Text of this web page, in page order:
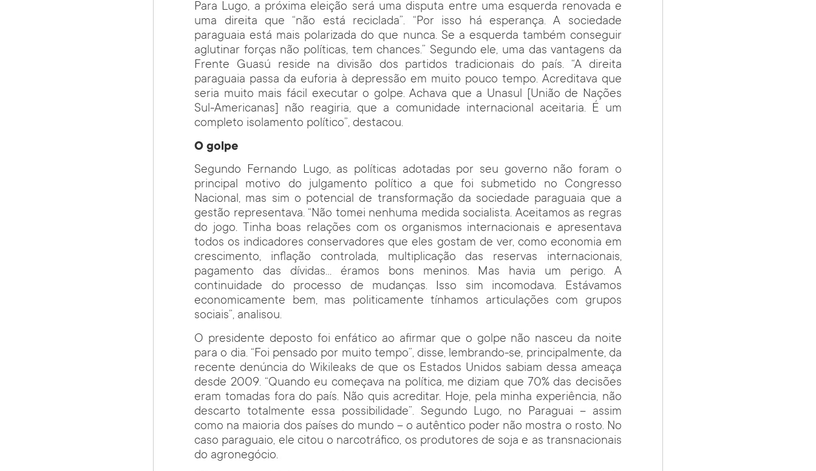
Para Lugo, a próxima eleição será uma disputa entre uma esquerda renovada e
uma direita que “não está reciclada”. “Por isso há esperança. A sociedade
paraguaia está mais polarizada do que nunca. Se a esquerda também conseguir
aglutinar forças não políticas, tem chances.” Segundo ele, uma das vantagens da
Frente Guasú reside na divisão dos partidos tradicionais do país. “A direita
paraguaia passa da euforia à depressão em muito pouco tempo. Acreditava que
seria muito mais fácil executar o golpe. Achava que a Unasul [União de Nações
Sul-Americanas] não reagiria, que a comunidade internacional aceitaria. É um
completo isolamento político”, destacou.
O golpe
Segundo Fernando Lugo, as políticas adotadas por seu governo não foram o
principal motivo do julgamento político a que foi submetido no Congresso
Nacional, mas sim o potencial de transformação da sociedade paraguaia que a
gestão representava. “Não tomei nenhuma medida socialista. Aceitamos as regras
do jogo. Tinha boas relações com os organismos internacionais e apresentava
todos os indicadores conservadores que eles gostam de ver, como economia em
crescimento, inflação controlada, multiplicação das reservas internacionais,
pagamento das dívidas… éramos bons meninos. Mas havia um perigo. A
continuidade do processo de mudanças. Isso sim incomodava. Estávamos
economicamente bem, mas politicamente tínhamos articulações com grupos
sociais”, analisou.
O presidente deposto foi enfático ao afirmar que o golpe não nasceu da noite
para o dia. “Foi pensado por muito tempo”, disse, lembrando-se, principalmente, da
recente denúncia do Wikileaks de que os Estados Unidos sabiam dessa ameaça
desde 2009. “Quando eu começava na política, me diziam que 70% das decisões
eram tomadas fora do país. Não quis acreditar. Hoje, pela minha experiência, não
descarto totalmente essa possibilidade”. Segundo Lugo, no Paraguai – assim
como na maioria dos países do mundo – o autêntico poder não mostra o rosto. No
caso paraguaio, ele citou o narcotráfico, os produtores de soja e as transnacionais
do agronegócio.